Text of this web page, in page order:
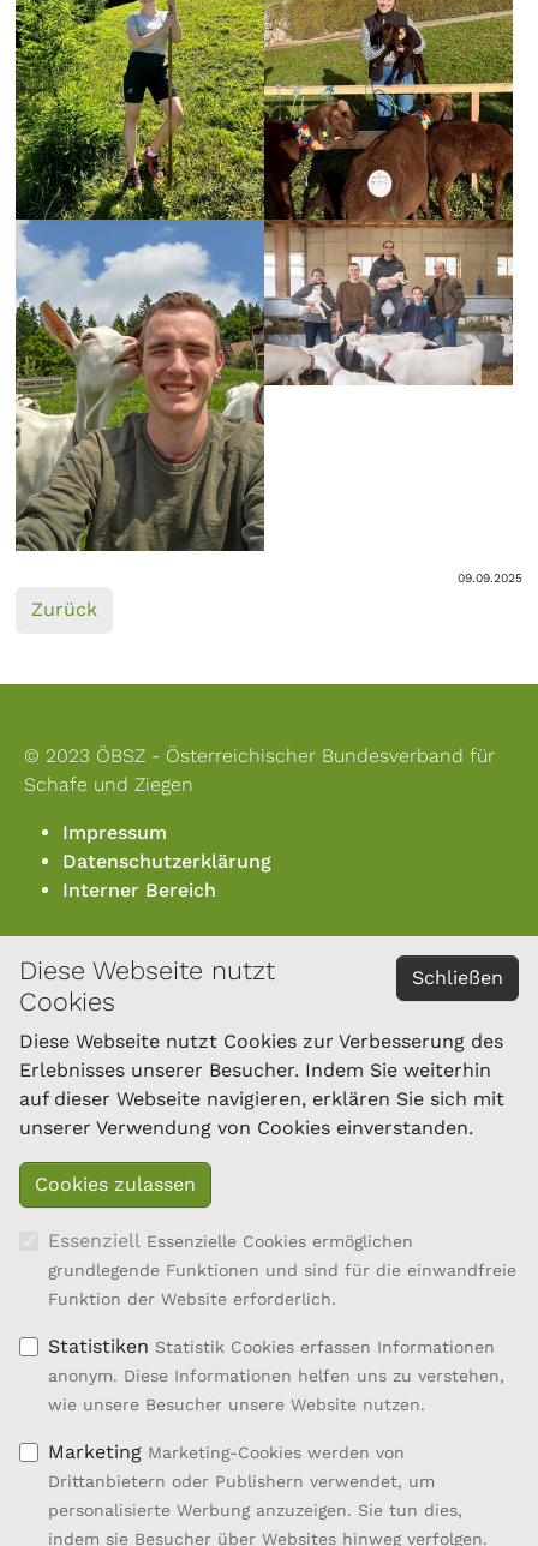
Schließen
Diese Webseite nutzt
Cookies
Diese Webseite nutzt Cookies zur Verbesserung des
Erlebnisses unserer Besucher. Indem Sie weiterhin
auf dieser Webseite navigieren, erklären Sie sich mit
unserer Verwendung von Cookies einverstanden.
Essenziell Essenzielle Cookies ermöglichen
grundlegende Funktionen und sind für die einwandfreie
Funktion der Website erforderlich.
Statistiken Statistik Cookies erfassen Informationen
anonym. Diese Informationen helfen uns zu verstehen,
wie unsere Besucher unsere Website nutzen.
Marketing Marketing-Cookies werden von
Drittanbietern oder Publishern verwendet, um
personalisierte Werbung anzuzeigen. Sie tun dies,
indem sie Besucher über Websites hinweg verfolgen.
09.09.2025
Zurück
© 2023 ÖBSZ - Österreichischer Bundesverband für
Schafe und Ziegen
Impressum
Datenschutzerklärung
Interner Bereich
KONTAKT
Österreichischer Bundesverband für Schafe und
Ziegen
Dresdner Straße 89/B1/18
1200 Wien
Tel.: 01/334 17 21-40
Entwicklung des ländlichen Raums